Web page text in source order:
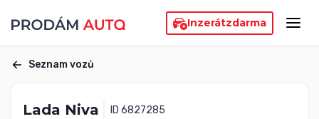
Inzerátzdarma
Seznam vozů
Lada Niva
ID 6827285